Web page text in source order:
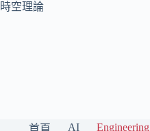
時空理論
首頁 AI Engineering